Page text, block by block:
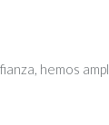
hemos